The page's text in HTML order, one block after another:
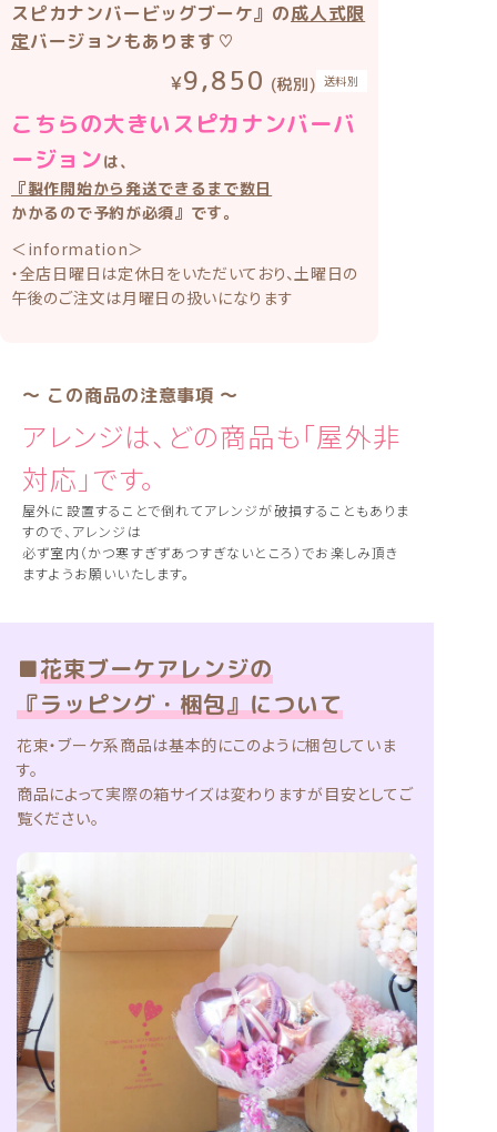
スピカナンバービッグブーケ』の成人式限
定バージョンもあります♡
9,850 (税別) 送料別
こちらの大きいスピカナンバーバ
ージョンは、
『製作開始から発送できるまで数日
かかるので予約が必須』です。
＜information＞
・全店日曜日は定休日をいただいており、土曜日の
午後のご注文は月曜日の扱いになります
〜 この商品の注意事項 〜
アレンジは、どの商品も「屋外非
対応」です。
屋外に設置することで倒れてアレンジが破損することもありま
すので、アレンジは
必ず室内（かつ寒すぎずあつすぎないところ）でお楽しみ頂き
ますようお願いいたします。
■花束ブーケアレンジの
『ラッピング・梱包』について
花束・ブーケ系商品は基本的にこのように梱包していま
す。
商品によって実際の箱サイズは変わりますが目安としてご
覧ください。